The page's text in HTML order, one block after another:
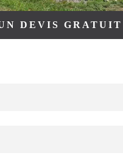
DEVIS GRATUIT